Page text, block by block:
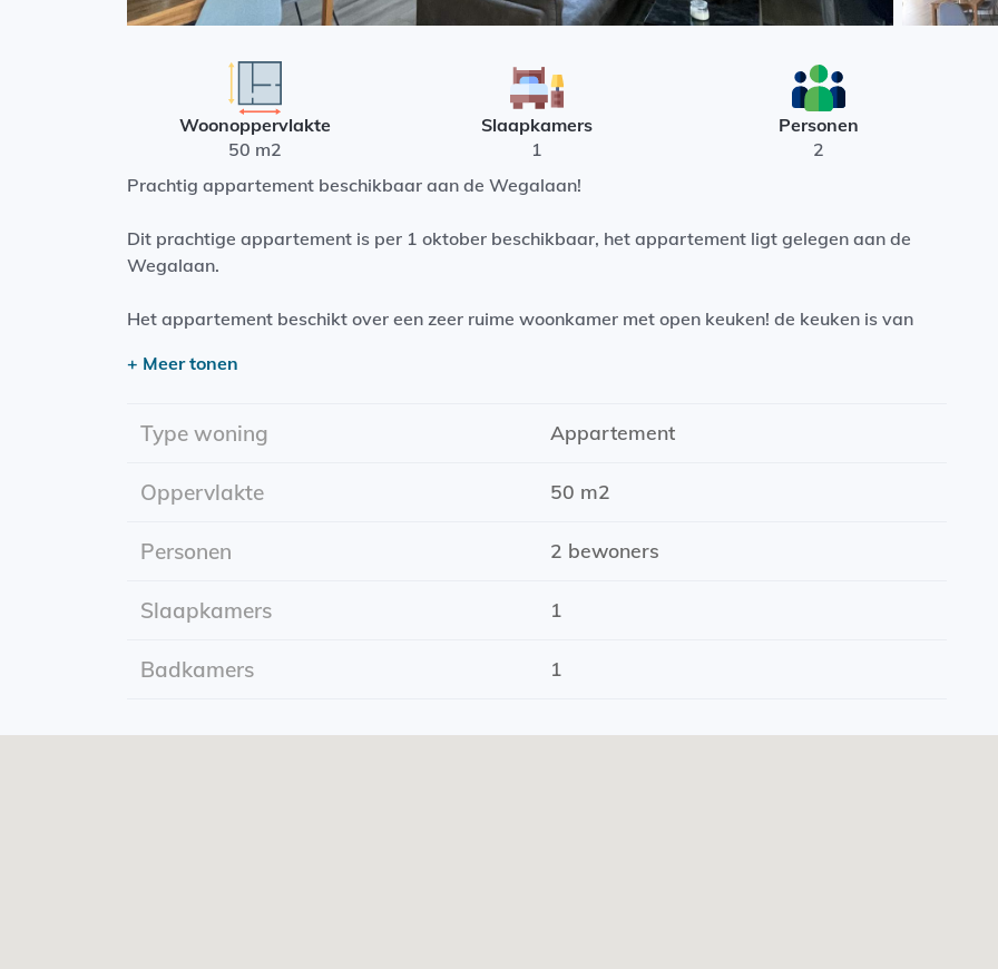
Woonoppervlakte
50 m2
Slaapkamers
1
Personen
2
Prachtig appartement beschikbaar aan de Wegalaan!
Dit prachtige appartement is per 1 oktober beschikbaar, het appartement ligt gelegen aan de
Wegalaan.
Het appartement beschikt over een zeer ruime woonkamer met open keuken! de keuken is van
Het appartement bevindt zich op de begane grond en beschikt daarvoor over een klein terras.
Ingangsdatum: 1 oktober
Energielabel: A
slaapkamers: 1
+ Meer tonen
Type woning Appartement
Oppervlakte 50 m2
Personen 2 bewoners
Slaapkamers 1
Badkamers 1